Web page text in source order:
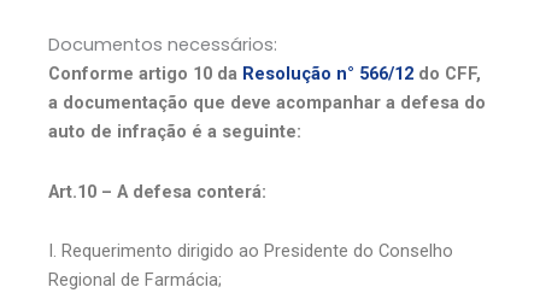
Documentos necessários:
Conforme artigo 10 da Resolução n° 566/12 do CFF,
a documentação que deve acompanhar a defesa do
auto de infração é a seguinte:
Art.10 – A defesa conterá:
I. Requerimento dirigido ao Presidente do Conselho
Regional de Farmácia;